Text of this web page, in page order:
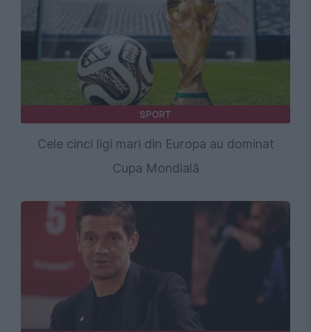
SPORT
Cele cinci ligi mari din Europa au dominat
Cupa Mondială